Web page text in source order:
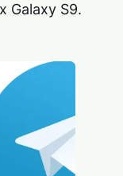
Galaxy S9.